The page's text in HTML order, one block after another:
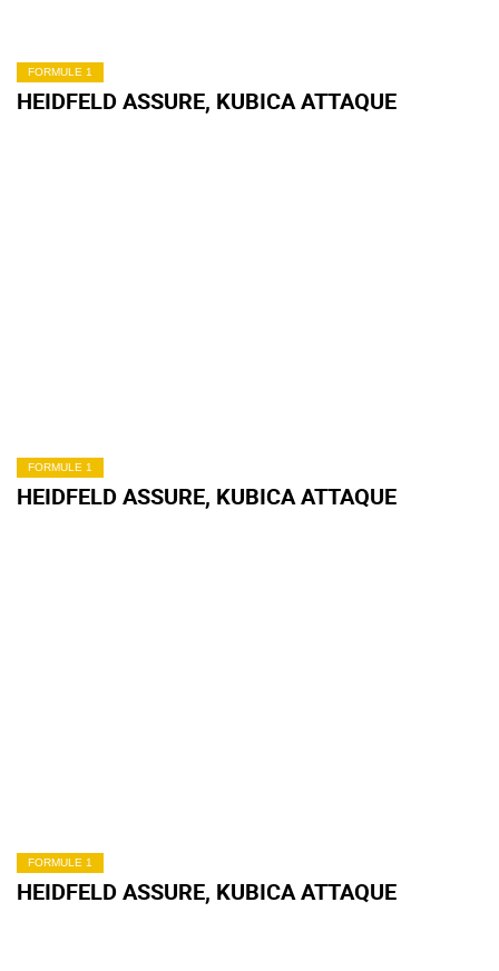
FORMULE 1
HEIDFELD ASSURE, KUBICA ATTAQUE
FORMULE 1
HEIDFELD ASSURE, KUBICA ATTAQUE
FORMULE 1
HEIDFELD ASSURE, KUBICA ATTAQUE